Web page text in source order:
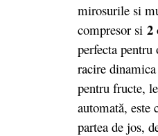
mirosurile si
compresor si 2
perfecta
racire
pentru fructe,
automată, este
partea de jos,